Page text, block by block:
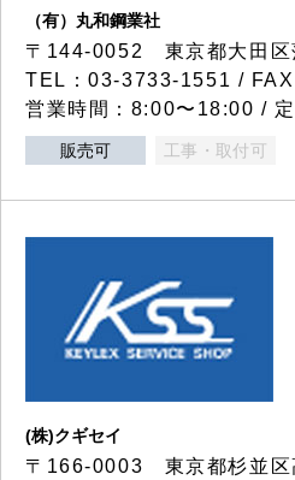
（有）丸和鋼業社
〒144-0052 東京都大田区
TEL：03-3733-1551 /
営業時間：8:00〜18:00 /
販売可 工事・取付可
(株)クギセイ
〒166-0003 東京都杉並区